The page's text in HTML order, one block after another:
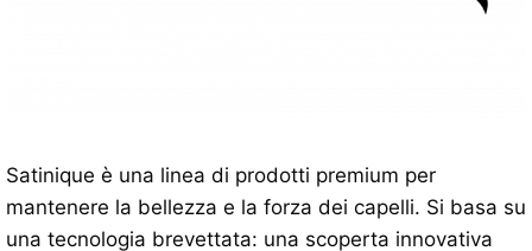
Satinique è una linea di prodotti premium per
mantenere la bellezza e la forza dei capelli. Si basa su
una tecnologia brevettata: una scoperta innovativa